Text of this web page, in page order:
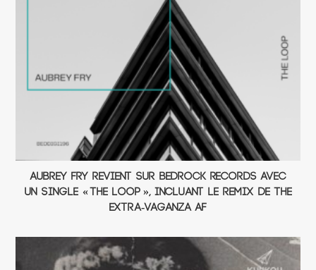
Aubrey Fry revient sur Bedrock Records avec
un single « The Loop », incluant le remix de The
Extra-Vaganza AF